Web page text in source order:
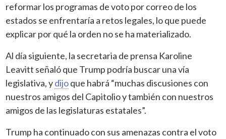
reformar los programas de voto por correo de los
estados se enfrentaría a retos legales, lo que puede
explicar por qué la orden no se ha materializado.
Al día siguiente, la secretaria de prensa Karoline
Leavitt señaló que Trump podría buscar una vía
legislativa, ydijoque habrá “muchas discusiones con
nuestros amigos del Capitolio y también con nuestros
amigos de las legislaturas estatales”.
Trump ha continuado con sus amenazas contra el voto